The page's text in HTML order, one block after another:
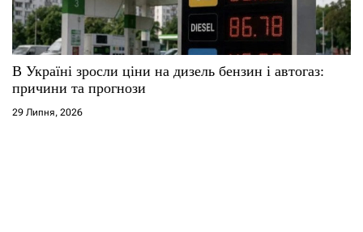
В Україні зросли ціни на дизель бензин і автогаз:
причини та прогнози
29 Липня, 2026